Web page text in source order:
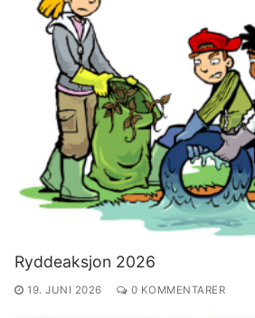
Ryddeaksjon 2026
19. JUNI 2026 0 KOMMENTARER